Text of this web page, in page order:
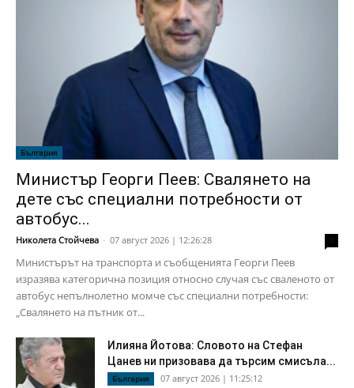
България
Министър Георги Пеев: Свалянето на
дете със специални потребности от
автобус...
Николета Стойчева - 07 август 2026 | 12:26:28
Министърът на транспорта и съобщенията Георги Пеев
изразява категорична позиция относно случая със сваленото от
автобус непълнолетно момче със специални потребности:
„Свалянето на пътник от...
Илияна Йотова: Словото на Стефан
Цанев ни призовава да търсим смисъла...
България 07 август 2026 | 11:25:12